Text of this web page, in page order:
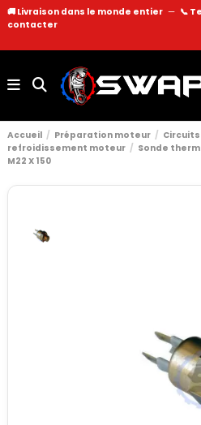
🚚 Livraison dans le monde entier — 📞
contacter
Accueil Préparation moteur
refroidissement moteur
Sonde
M22 X 150